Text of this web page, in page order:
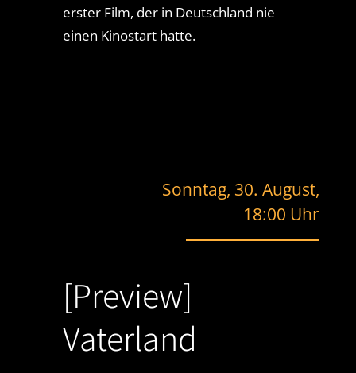
erster Film, der in Deutschland nie
einen Kinostart hatte.
Sonntag, 30. August,
18:00 Uhr
[Preview]
Vaterland